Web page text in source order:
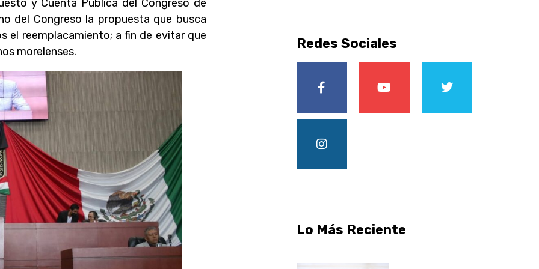
y Cuenta Pública del Congreso de
del Congreso la propuesta que busca
el reemplacamiento; a fin de evitar que
morelenses.
Redes Sociales
Lo Más Reciente